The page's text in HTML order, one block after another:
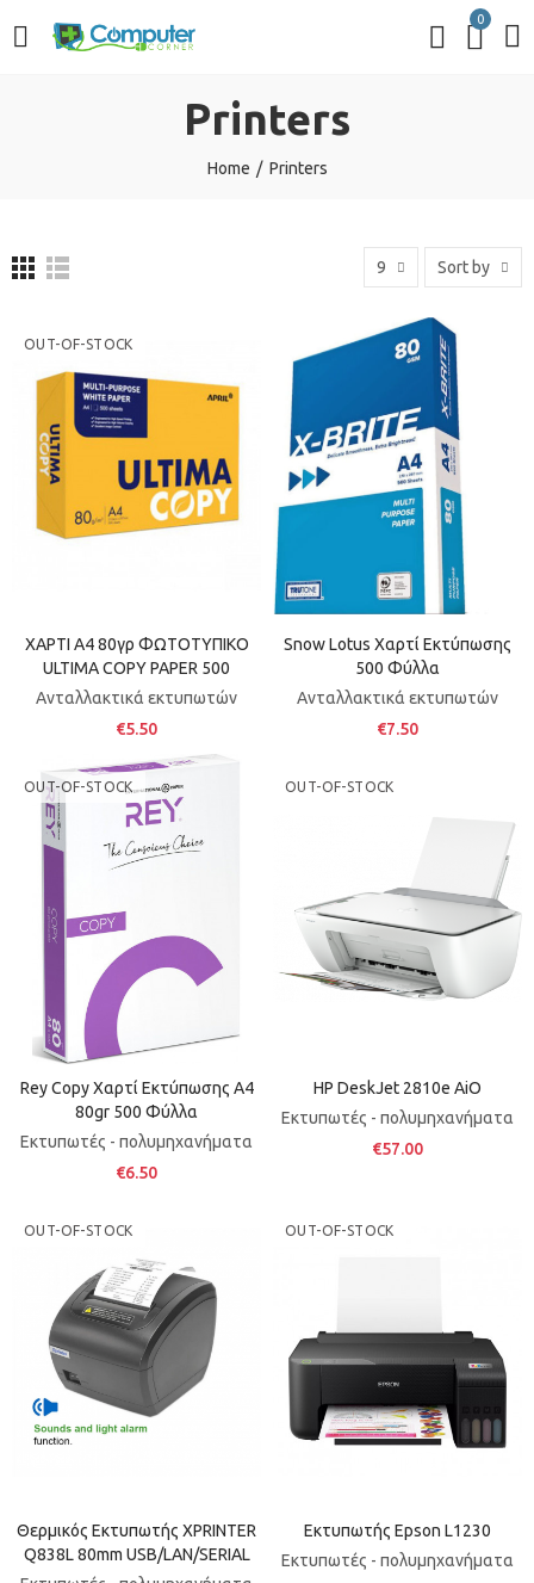
0
Printers
Home Printers
9 Sort by
OUT-OF-STOCK
ΧΑΡΤΙ Α4 80γρ ΦΩΤΟΤΥΠΙΚΟ
ULTIMA COPY PAPER 500
Ανταλλακτικά εκτυπωτών
€5.50
Snow Lotus Χαρτί Εκτύπωσης
500 Φύλλα
Ανταλλακτικά εκτυπωτών
€7.50
OUT-OF-STOCK
Rey Copy Χαρτί Εκτύπωσης A4
80gr 500 Φύλλα
Εκτυπωτές - πολυμηχανήματα
€6.50
OUT-OF-STOCK
HP DeskJet 2810e AiO
Εκτυπωτές - πολυμηχανήματα
€57.00
OUT-OF-STOCK
Θερμικός Εκτυπωτής XPRINTER
Q838L 80mm USB/LAN/SERIAL
OUT-OF-STOCK
Εκτυπωτής Epson L1230
Εκτυπωτές - πολυμηχανήματα